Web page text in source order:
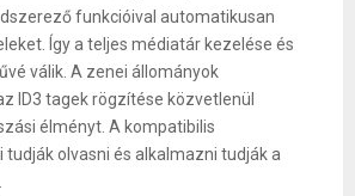
funkcióival automatikusan
Így a teljes médiatár kezelése és
válik. A zenei állományok
ID3 tagek rögzítése közvetlenül
élményt. A kompatibilis
tudják olvasni és alkalmazni tudják a